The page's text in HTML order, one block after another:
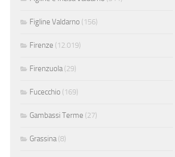
Figline Valdarno (156)
Firenze (12.019)
Firenzuola(29)
Fucecchio (169)
Gambassi Terme (27)
Grassina(8)